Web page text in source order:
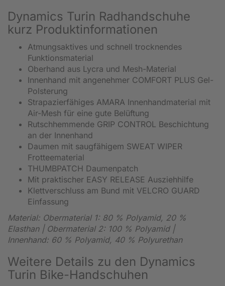
Dynamics Turin Radhandschuhe
kurz Produktinformationen
Atmungsaktives und schnell trocknendes
Funktionsmaterial
Oberhand aus Lycra und Mesh-Material
Innenhand mit angenehmer COMFORT PLUS Gel-
Polsterung
Strapazierfähiges AMARA Innenhandmaterial mit
Air-Mesh für eine gute Belüftung
Rutschhemmende GRIP CONTROL Beschichtung
an der Innenhand
Daumen mit saugfähigem SWEAT WIPER
Frotteematerial
THUMBPATCH Daumenpatch
Mit praktischer EASY RELEASE Ausziehhilfe
Klettverschluss am Bund mit VELCRO GUARD
Einfassung
Material: Obermaterial 1: 80 % Polyamid, 20 %
Elasthan | Obermaterial 2: 100 % Polyamid |
Innenhand: 60 % Polyamid, 40 % Polyurethan
Weitere Details zu den Dynamics
Turin Bike-Handschuhen